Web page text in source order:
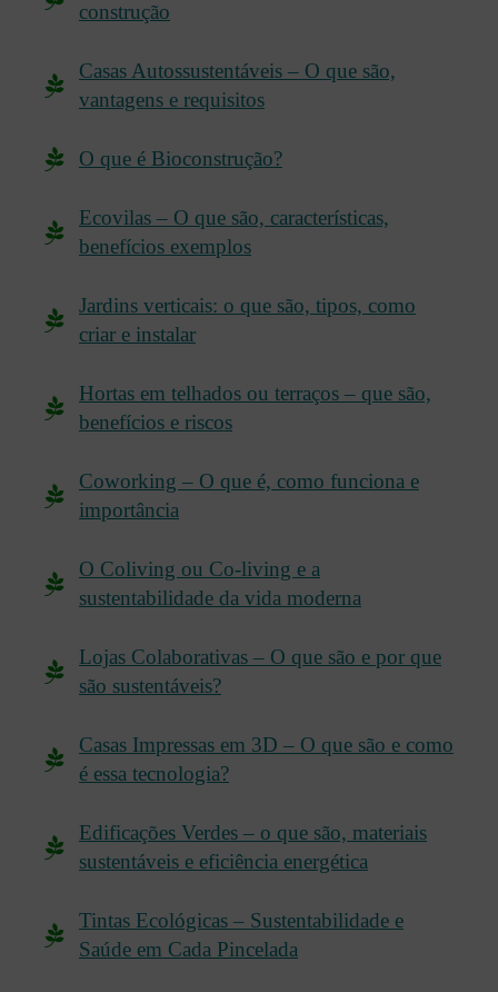
construção
Casas Autossustentáveis – O que são,
vantagens e requisitos
O que é Bioconstrução?
Ecovilas – O que são, características,
benefícios exemplos
Jardins verticais: o que são, tipos, como
criar e instalar
Hortas em telhados ou terraços – que são,
benefícios e riscos
Coworking – O que é, como funciona e
importância
O Coliving ou Co-living e a
sustentabilidade da vida moderna
Lojas Colaborativas – O que são e por que
são sustentáveis?
Casas Impressas em 3D – O que são e como
é essa tecnologia?
Edificações Verdes – o que são, materiais
sustentáveis e eficiência energética
Tintas Ecológicas – Sustentabilidade e
Saúde em Cada Pincelada